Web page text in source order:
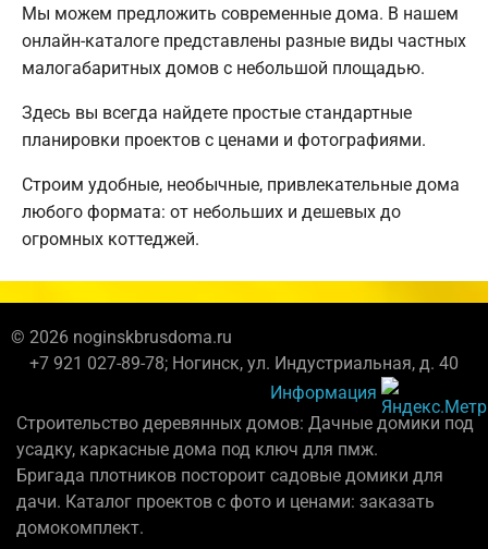
Мы можем предложить современные дома. В нашем
онлайн-каталоге представлены разные виды частных
малогабаритных домов с небольшой площадью.
Здесь вы всегда найдете простые стандартные
планировки проектов с ценами и фотографиями.
Строим удобные, необычные, привлекательные дома
любого формата: от небольших и дешевых до
огромных коттеджей.
© 2026 noginskbrusdoma.ru
+7 921 027-89-78; Ногинск, ул. Индустриальная, д. 40
Информация
Строительство деревянных домов: Дачные домики под
усадку, каркасные дома под ключ для пмж.
Бригада плотников постороит садовые домики для
дачи. Каталог проектов с фото и ценами: заказать
домокомплект.